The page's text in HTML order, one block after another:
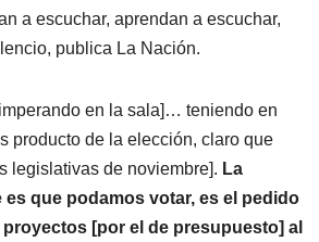
a escuchar, aprendan a escuchar,
publica La Nación.
en la sala]… teniendo en
producto de la elección, claro que
legislativas de noviembre]. La
que podamos votar, es el pedido
[por el de presupuesto] al